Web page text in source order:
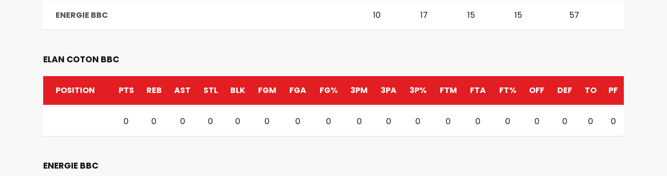
ENERGIE BBC 10 17 15 15 57
ELAN COTON BBC
POSITION PTS REB AST STL BLK FGM FGA FG% 3PM 3PA 3P% FTM FTA FT% OFF DEF TO PF
0 0 0 0 0 0 0 0 0 0 0 0 0 0 0 0 0 0
ENERGIE BBC